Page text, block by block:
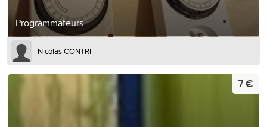
Programmateurs
Nicolas CONTRI
7 €